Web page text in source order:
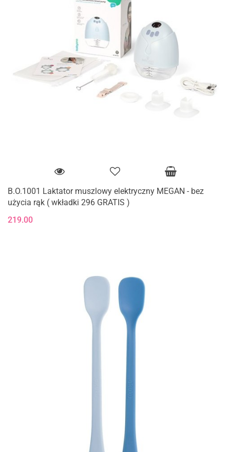
B.O.1001 Laktator muszlowy elektryczny MEGAN - bez
użycia rąk ( wkładki 296 GRATIS )
219.00